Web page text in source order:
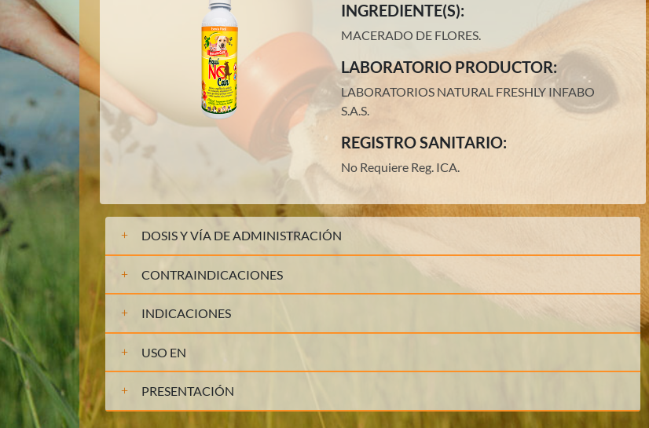
INGREDIENTE(S):
MACERADO DE FLORES.
LABORATORIO PRODUCTOR:
LABORATORIOS NATURAL FRESHLY INFABO
S.A.S.
REGISTRO SANITARIO:
No Requiere Reg. ICA.
DOSIS Y VÍA DE ADMINISTRACIÓN
CONTRAINDICACIONES
INDICACIONES
USO EN
PRESENTACIÓN